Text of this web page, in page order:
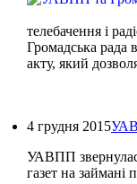
телебачення і
Громадська рада
акту, який
4 грудня 2015
УАВПП
газет на займані